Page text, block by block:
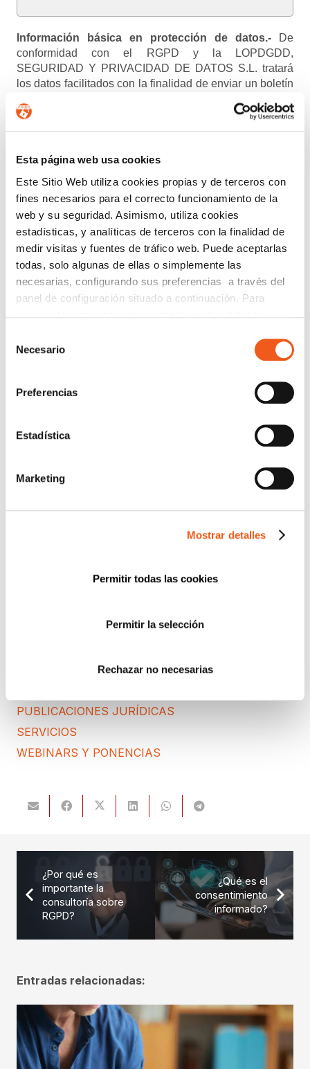
Esta página web usa cookies
Este Sitio Web utiliza cookies propias y de terceros con
fines necesarios para el correcto funcionamiento de la
web y su seguridad. Asimismo, utiliza cookies
estadísticas, y analíticas de terceros con la finalidad de
medir visitas y fuentes de tráfico web. Puede aceptarlas
todas, solo algunas de ellas o simplemente las
necesarias, configurando sus preferencias a través del
panel de configuración situado a continuación. Para
consultar nuestra política de cookies
política de cookies
Necesario
Preferencias
Estadística
Marketing
Mostrar detalles
Permitir todas las cookies
Permitir la selección
Rechazar no necesarias
Información básica en protección de datos.- De
conformidad con el RGPD y la LOPDGDD,
SEGURIDAD Y PRIVACIDAD DE DATOS S.L. tratará
los datos facilitados con la finalidad de enviar un boletín
información acerca del tratamiento de sus datos y
ejercer sus derechos, visite nuestra política de privacidad.
ENTIENDO Y ACEPTO el tratamiento de mis
datos tal y como se describe anteriormente y se explica
con mayor detalle en la Política de Privacidad.
AUTORIZO el envío de comunicaciones
comerciales.
Enviar
ACUERDOS Y COLABORACIONES
CIBERSEGURIDAD
CONSULTORA RGPD
PUBLICACIONES JURÍDICAS
SERVICIOS
WEBINARS Y PONENCIAS
¿Por qué es
importante la
consultoría sobre
RGPD?
¿Qué es el
consentimiento
informado?
Entradas relacionadas: